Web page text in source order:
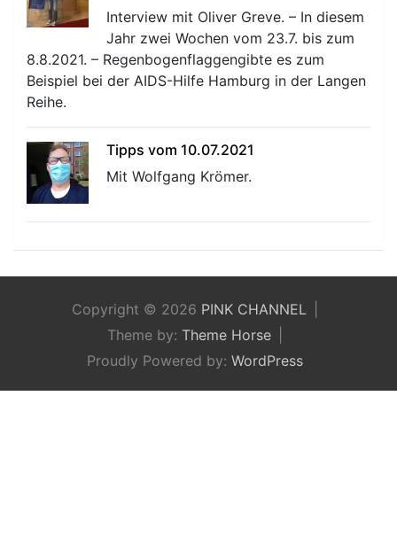
Interview mit Oliver Greve. – In diesem
Jahr zwei Wochen vom 23.7. bis zum
8.8.2021. – Regenbogenflaggengibte es zum
Beispiel bei der AIDS-Hilfe Hamburg in der Langen
Reihe.
Tipps vom 10.07.2021
Mit Wolfgang Krömer.
Copyright © 2026 PINK CHANNEL
Theme by: Theme Horse
Proudly Powered by: WordPress